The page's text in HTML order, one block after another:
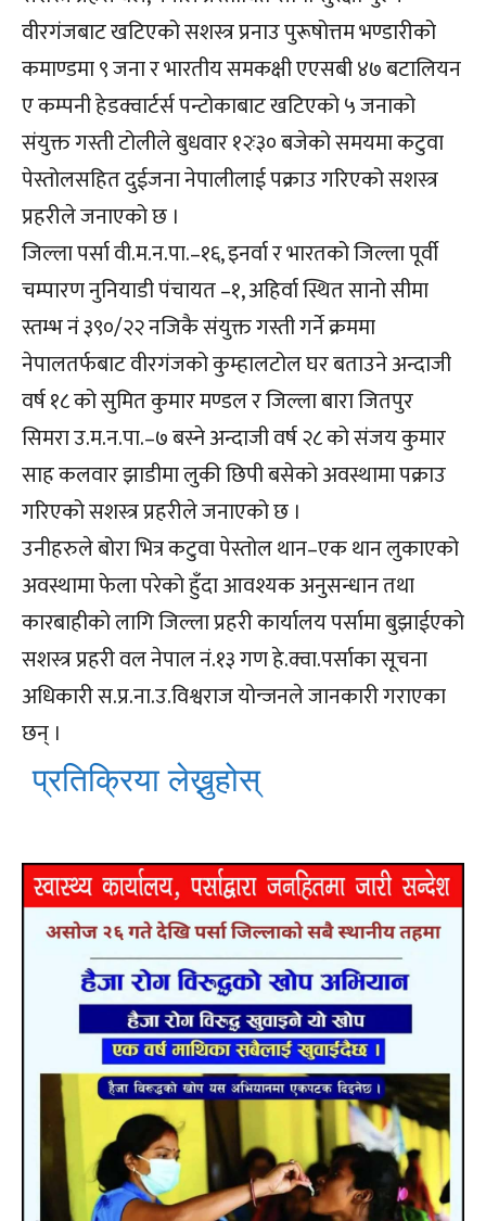
वीरगंजबाट खटिएको सशस्त्र प्रनाउ पुरूषोत्तम भण्डारीको
कमाण्डमा ९ जना र भारतीय समकक्षी एएसबी ४७ बटालियन
ए कम्पनी हेडक्वार्टर्स पन्टोकाबाट खटिएको ५ जनाको
संयुक्त गस्ती टोलीले बुधवार १२ः३० बजेको समयमा कटुवा
पेस्तोलसहित दुईजना नेपालीलाई पक्राउ गरिएको सशस्त्र
प्रहरीले जनाएको छ ।
जिल्ला पर्सा वी.म.न.पा.–१६, इनर्वा र भारतको जिल्ला पूर्वी
चम्पारण नुनियाडी पंचायत –१, अहिर्वा स्थित सानो सीमा
स्तम्भ नं ३९०/२२ नजिकै संयुक्त गस्ती गर्ने क्रममा
नेपालतर्फबाट वीरगंजको कुम्हालटोल घर बताउने अन्दाजी
वर्ष १८ को सुमित कुमार मण्डल र जिल्ला बारा जितपुर
सिमरा उ.म.न.पा.–७ बस्ने अन्दाजी वर्ष २८ को संजय कुमार
साह कलवार झाडीमा लुकी छिपी बसेको अवस्थामा पक्राउ
गरिएको सशस्त्र प्रहरीले जनाएको छ ।
उनीहरुले बोरा भित्र कटुवा पेस्तोल थान–एक थान लुकाएको
अवस्थामा फेला परेको हुँदा आवश्यक अनुसन्धान तथा
कारबाहीको लागि जिल्ला प्रहरी कार्यालय पर्सामा बुझाईएको
सशस्त्र प्रहरी वल नेपाल नं.१३ गण हे.क्वा.पर्साका सूचना
अधिकारी स.प्र.ना.उ.विश्वराज योन्जनले जानकारी गराएका
छन् ।
प्रतिक्रिया लेख्नुहोस्